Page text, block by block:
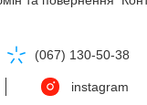
(067) 130-50-38
instagram